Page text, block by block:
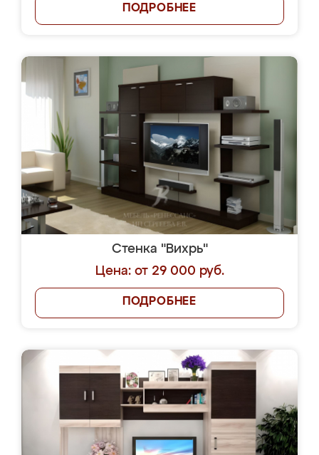
ПОДРОБНЕЕ
Стенка "Вихрь"
Цена: от 29 000 руб.
ПОДРОБНЕЕ